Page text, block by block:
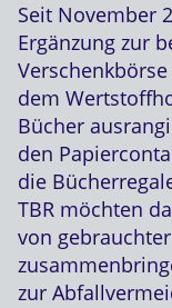
Seit November
Ergänzung zur
dem
Bücher
den
die
TBR möchten
von
zur